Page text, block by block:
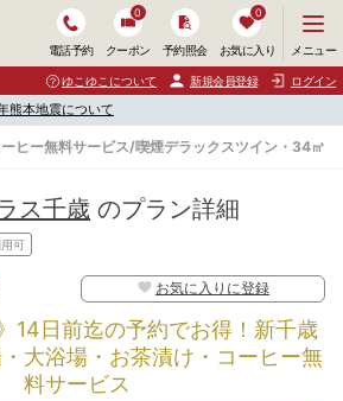
電話予約 クーポン
0
予約照会 お気に入り
0
ニ
ュ
ー
開
く
メニュー
ゆこゆこについて 新規会員登録 ログイン
熊本地震について
ヒー無料サービス/喫煙デラックスツイン・34㎡
ス千歳 のプラン詳細
可
お気に入りに登録
14日前迄の予約でお得！新千歳
大浴場・お茶漬け・コーヒー無
料サービス